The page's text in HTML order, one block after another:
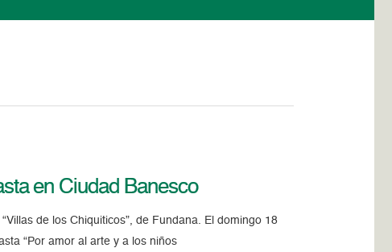
en Ciudad Banesco
de los Chiquiticos”, de Fundana. El domingo 18
“Por amor al arte y a los niños